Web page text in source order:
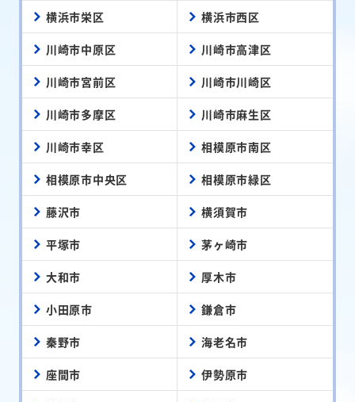
横浜市栄区 横浜市西区
川崎市中原区 川崎市高津区
川崎市宮前区 川崎市川崎区
川崎市多摩区 川崎市麻生区
川崎市幸区 相模原市南区
相模原市中央区 相模原市緑区
藤沢市 横須賀市
平塚市 茅ヶ崎市
大和市 厚木市
小田原市 鎌倉市
秦野市 海老名市
座間市 伊勢原市